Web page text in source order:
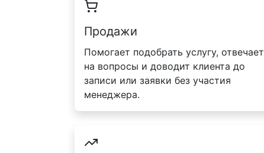
Продажи
Помогает подобрать услугу, отвечает
на вопросы и доводит клиента до
записи или заявки без участия
менеджера.